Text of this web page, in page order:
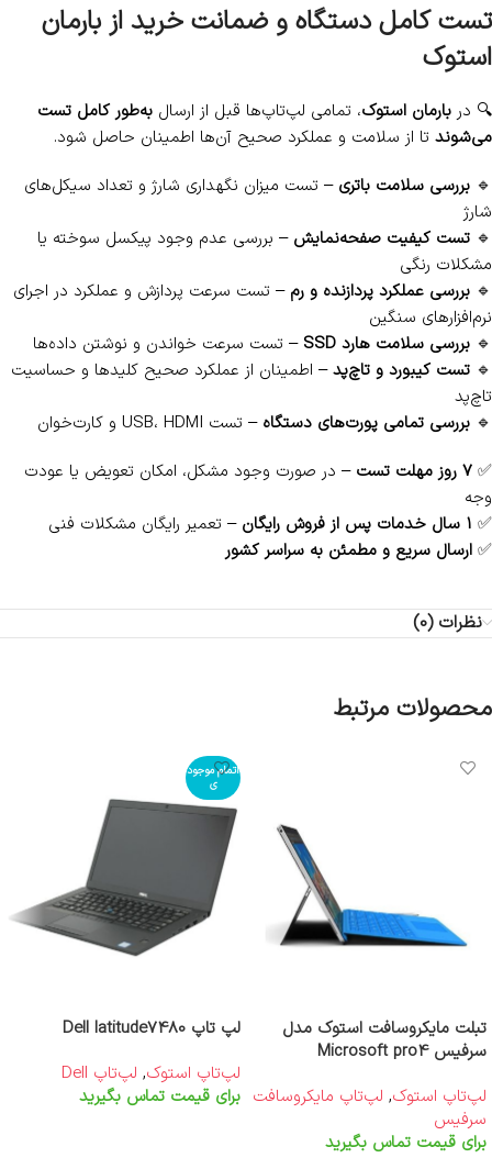
تست کامل دستگاه و ضمانت خرید از بارمان
استوک
🔍 در بارمان استوک، تمامی لپ‌تاپ‌ها قبل از ارسال به‌طور کامل تست
می‌شوند تا از سلامت و عملکرد صحیح آن‌ها اطمینان حاصل شود.
🔹 بررسی سلامت باتری – تست میزان نگهداری شارژ و تعداد سیکل‌های
شارژ
🔹 تست کیفیت صفحه‌نمایش – بررسی عدم وجود پیکسل سوخته یا
مشکلات رنگی
🔹 بررسی عملکرد پردازنده و رم – تست سرعت پردازش و عملکرد در اجرای
نرم‌افزارهای سنگین
🔹 بررسی سلامت هارد SSD
– تست سرعت خواندن و نوشتن داده‌ها
🔹 تست کیبورد و تاچ‌پد– اطمینان از عملکرد صحیح کلیدها و حساسیت
تاچ‌پد
🔹 بررسی تمامی پورت‌های دستگاه – تست USB، HDMI و کارت‌خوان
✅ 7 روز مهلت تست
– در صورت وجود مشکل، امکان تعویض یا عودت
وجه
✅ 1 سال خدمات پس از فروش رایگان
– تعمیر رایگان مشکلات فنی
✅ ارسال سریع و مطمئن به سراسر کشور
نظرات (0)
محصولات مرتبط
تبلت مایکروسافت استوک مدل
سرفیس Microsoft pro4
لپ‌تاپ استوک, لپ‌تاپ مایکروسافت
سرفیس
برای قیمت تماس بگیرید
اتمام موجود
ی
لپ تاپ Dell latitude7480
لپ‌تاپ استوک, لپ‌تاپ Dell
برای قیمت تماس بگیرید